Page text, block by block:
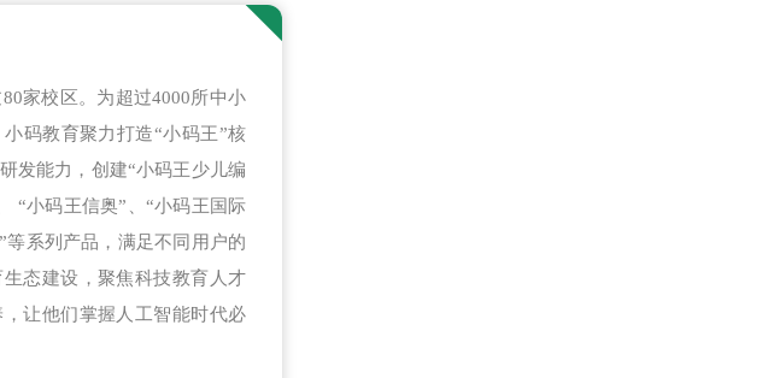
家校区。为超过4000所中小
码教育聚力打造“小码王”核
发能力，创建“小码王少儿编
“小码王信奥”、“小码王国际
等系列产品，满足不同用户的
态建设，聚焦科技教育人才
让他们掌握人工智能时代必